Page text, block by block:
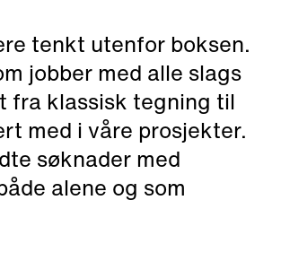
tenkt utenfor boksen.
jobber med alle slags
fra klassisk tegning til
med i våre prosjekter.
søknader med
alene og som